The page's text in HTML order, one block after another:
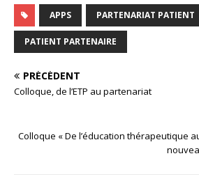
APPS PARTENARIAT PATIENT
PATIENT PARTENAIRE
PRÉCÉDENT
Colloque, de l’ETP au partenariat
Colloque « De l’éducation thérapeutique